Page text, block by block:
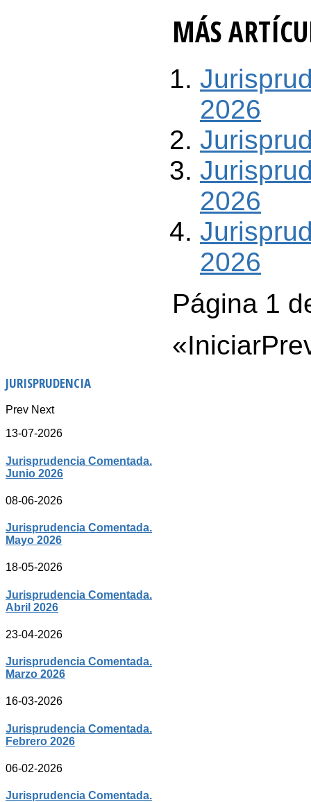
MÁS
2026
2026
2026
Página 1
«Iniciar
JURISPRUDENCIA
Prev Next
13-07-2026
Jurisprudencia Comentada.
Junio 2026
08-06-2026
Jurisprudencia Comentada.
Mayo 2026
18-05-2026
Jurisprudencia Comentada.
Abril 2026
23-04-2026
Jurisprudencia Comentada.
Marzo 2026
16-03-2026
Jurisprudencia Comentada.
Febrero 2026
06-02-2026
Jurisprudencia Comentada.